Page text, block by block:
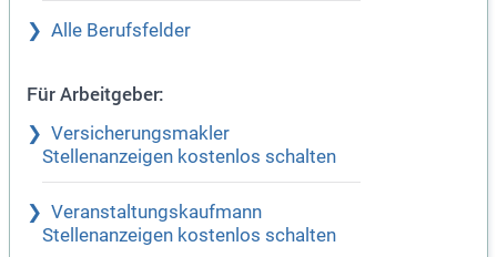
Alle Berufsfelder
Für Arbeitgeber:
Versicherungsmakler
Stellenanzeigen kostenlos schalten
Veranstaltungskaufmann
Stellenanzeigen kostenlos schalten